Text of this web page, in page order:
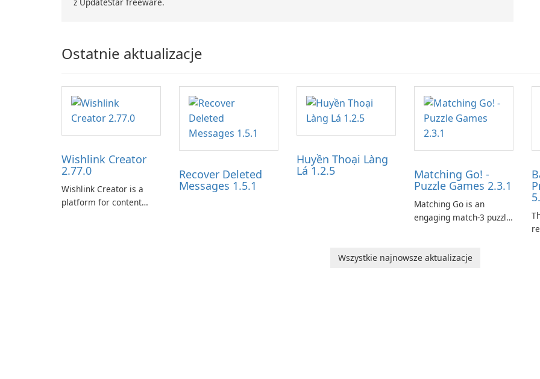
Ostatnie aktualizacje
Wishlink Creator
2.77.0
Wishlink Creator is a
platform for content
Recover Deleted
Messages 1.5.1
Huyền Thoại Làng
Lá 1.2.5 Matching Go! -
Puzzle Games 2.3.1
Matching Go is an
engaging match-3 puzzle
her charming corgi,
Wszystkie najnowsze aktualizacje